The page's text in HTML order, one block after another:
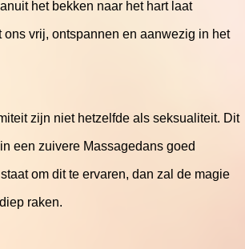
het bekken naar het hart laat
ons vrij, ontspannen en aanwezig in het
zijn niet hetzelfde als seksualiteit. Dit
een zuivere Massagedans goed
om dit te ervaren, dan zal de magie
raken.